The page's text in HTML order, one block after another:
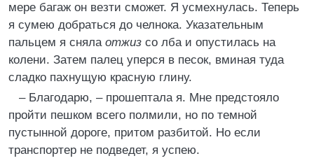
мере багаж он везти сможет. Я усмехнулась. Теперь
я сумею добраться до челнока. Указательным
пальцем я сняла отжиз со лба и опустилась на
колени. Затем палец уперся в песок, вминая туда
сладко пахнущую красную глину.
– Благодарю, – прошептала я. Мне предстояло
пройти пешком всего полмили, но по темной
пустынной дороге, притом разбитой. Но если
транспортер не подведет, я успею.